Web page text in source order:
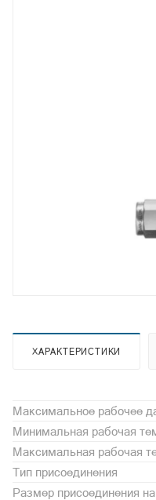
ХАРАКТЕРИСТИКИ
Максимальное рабочее
Минимальная рабочая
Максимальная рабочая
Тип присоединения
Размер присоединения